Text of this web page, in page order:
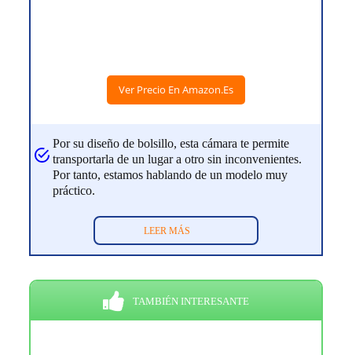
Ver Precio En Amazon.es
Por su diseño de bolsillo, esta cámara te permite
transportarla de un lugar a otro sin inconvenientes.
Por tanto, estamos hablando de un modelo muy
práctico.
LEER MÁS
TAMBIÉN INTERESANTE